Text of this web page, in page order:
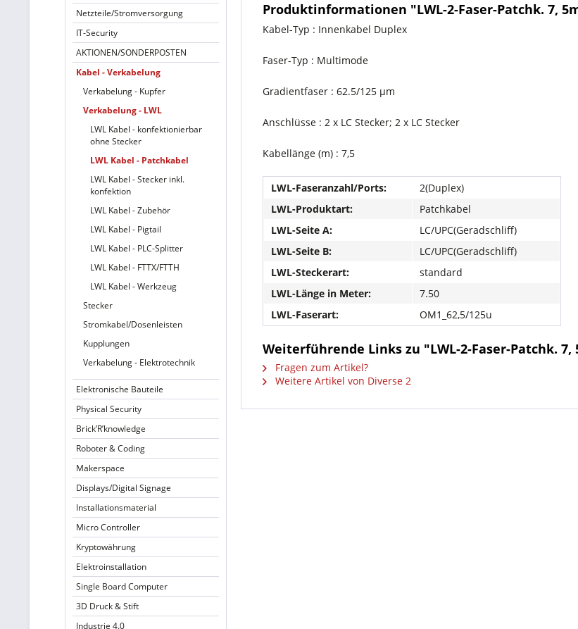
Netzteile/Stromversorgung
IT-Security
AKTIONEN/SONDERPOSTEN
Kabel - Verkabelung
Verkabelung - Kupfer
Verkabelung - LWL
LWL Kabel - konfektionierbar
ohne Stecker
LWL Kabel - Patchkabel
LWL Kabel - Stecker inkl.
konfektion
LWL Kabel - Zubehör
LWL Kabel - Pigtail
LWL Kabel - PLC-Splitter
LWL Kabel - FTTX/FTTH
LWL Kabel - Werkzeug
Stecker
Stromkabel/Dosenleisten
Kupplungen
Verkabelung - Elektrotechnik
Elektronische Bauteile
Physical Security
Brick’R’knowledge
Roboter & Coding
Makerspace
Displays/Digital Signage
Installationsmaterial
Micro Controller
Kryptowährung
Elektroinstallation
Single Board Computer
3D Druck & Stift
Industrie 4.0
Produktinformationen "LWL-2-Faser-Patchk. 7,
Kabel-Typ : Innenkabel Duplex
Faser-Typ : Multimode
Gradientfaser : 62.5/125 µm
Anschlüsse : 2 x LC Stecker; 2 x LC Stecker
Kabellänge (m) : 7,5
LWL-Faseranzahl/Ports:
2(Duplex)
LWL-Produktart:
Patchkabel
LWL-Seite A:
LC/UPC(Geradschliff)
LWL-Seite B:
LC/UPC(Geradschliff)
LWL-Steckerart:
standard
LWL-Länge in Meter:
7.50
LWL-Faserart:
OM1_62,5/125u
Weiterführende Links zu "LWL-2-Faser-Patchk. 7,
Fragen zum Artikel?
Weitere Artikel von Diverse 2